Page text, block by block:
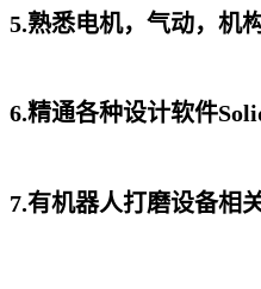
5.熟悉电机，气动，机
6.精通各种设计软件
7.有机器人打磨设备相